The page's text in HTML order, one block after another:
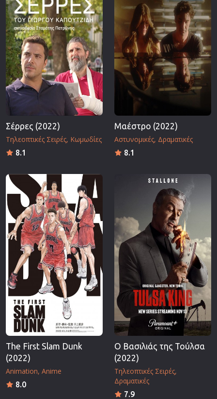
Σέρρες (2022)
Τηλεοπτικές Σειρές Κωμωδίες
8.1
Μαέστρο (2022)
Αστυνομικές Δραματικές
8.1
The First Slam Dunk
(2022)
Animation Anime
8.0
Ο Βασιλιάς της Τούλσα
(2022)
Τηλεοπτικές Σειρές
Δραματικές
7.9